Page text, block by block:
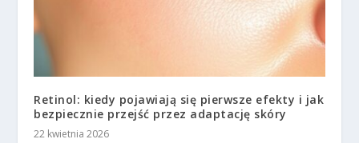
Retinol: kiedy pojawiają się pierwsze efekty i jak
bezpiecznie przejść przez adaptację skóry
22 kwietnia 2026